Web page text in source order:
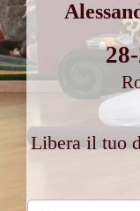
Libera il tuo